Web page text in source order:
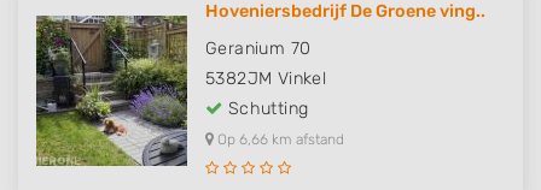
Hoveniersbedrijf De Groene ving..
Geranium 70
5382JM Vinkel
Schutting
Op 6,66 km afstand